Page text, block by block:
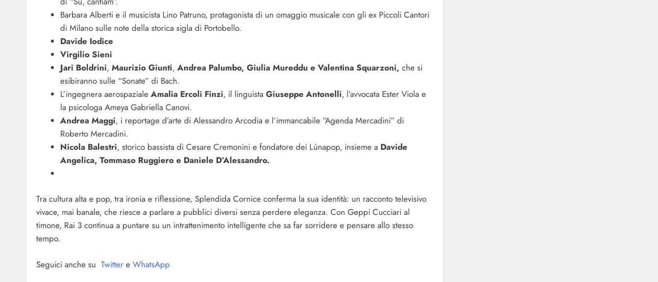
Barbara Alberti e il musicista Lino Patruno, protagonista di un omaggio musicale con gli ex Piccoli Cantori
di Milano sulle note della storica sigla di Portobello.
Davide Iodice
Virgilio Sieni
Jari Boldrini, Maurizio Giunti, Andrea Palumbo, Giulia Mureddu e Valentina Squarzoni, che si
esibiranno sulle “Sonate” di Bach.
L’ingegnera aerospaziale Amalia Ercoli Finzi, il linguista Giuseppe Antonelli, l’avvocata Ester Viola e
la psicologa Ameya Gabriella Canovi.
Andrea Maggi, i reportage d’arte di Alessandro Arcodia e l’immancabile “Agenda Mercadini” di
Roberto Mercadini.
Nicola Balestri, storico bassista di Cesare Cremonini e fondatore dei Lùnapop, insieme a Davide
Angelica, Tommaso Ruggiero e Daniele D’Alessandro.
Tra cultura alta e pop, tra ironia e riflessione, Splendida Cornice conferma la sua identità: un racconto televisivo
vivace, mai banale, che riesce a parlare a pubblici diversi senza perdere eleganza. Con Geppi Cucciari al
timone, Rai 3 continua a puntare su un intrattenimento intelligente che sa far sorridere e pensare allo stesso
tempo.
Seguici anche su Twitter e WhatsApp